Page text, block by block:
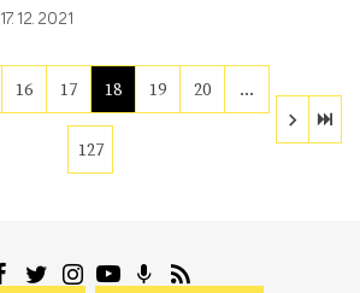
17. 12. 2021
16 17 18 19 20 …
127